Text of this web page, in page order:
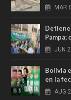
MAR
Pampa;
JUN
Bolivia
en la
AUG